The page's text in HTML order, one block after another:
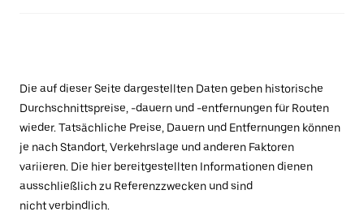
Die auf dieser Seite dargestellten Daten geben historische
Durchschnittspreise, -dauern und -entfernungen für Routen
wieder. Tatsächliche Preise, Dauern und Entfernungen können
je nach Standort, Verkehrslage und anderen Faktoren
variieren. Die hier bereitgestellten Informationen dienen
ausschließlich zu Referenzzwecken und sind
nicht verbindlich.